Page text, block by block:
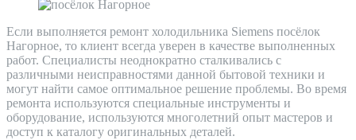
Если выполняется ремонт холодильника Siemens посёлок
Нагорное, то клиент всегда уверен в качестве выполненных
работ. Специалисты неоднократно сталкивались с
различными неисправностями данной бытовой техники и
могут найти самое оптимальное решение проблемы. Во время
ремонта используются специальные инструменты и
оборудование, используются многолетний опыт мастеров и
доступ к каталогу оригинальных деталей.